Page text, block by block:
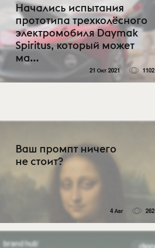
Начались испытания
прототипа трехколёсного
электромобиля Daymak
Spiritus, который может
ма...
21 Окт 2021 1102
Ваш промпт ничего
не стоит?
4 Авг 262